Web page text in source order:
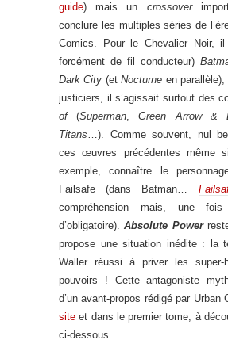
guide) mais un crossover
conclure les multiples séries de
Comics. Pour le Chevalier Noir,
forcément de fil conducteur)
Dark City (etNocturne en
justiciers, il s’agissait surtout des
of(Superman,Green Arrow &
Titans…). Comme souvent, nul
ces œuvres précédentes même
exemple, connaître le
Failsafe (dans Batman…
compréhension mais, une
d’obligatoire).Absolute Power
propose une situation inédite : la
Waller réussi à priver les super-
pouvoirs ! Cette antagoniste
d’un avant-propos rédigé par Urban
site et dans le premier tome, à
ci-dessous.